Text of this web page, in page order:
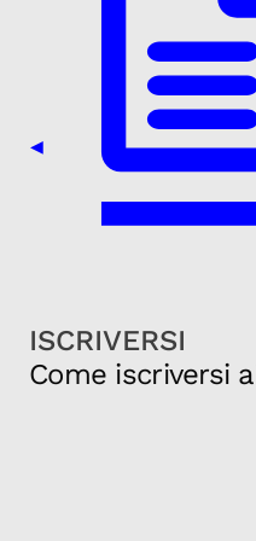
Previous Slide
◀
ISCRIVERSI
Come iscriversi